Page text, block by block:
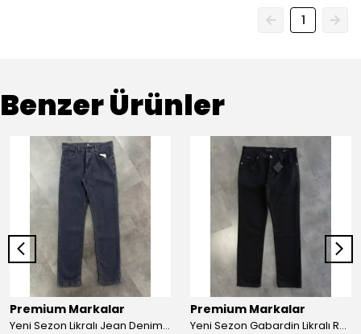
1
Benzer Ürünler
Premium Markalar
Yeni Sezon Likralı Jean Denim Pantolon
Premium Markalar
Yeni Sezon Gabardin Likralı Regular Pantalon